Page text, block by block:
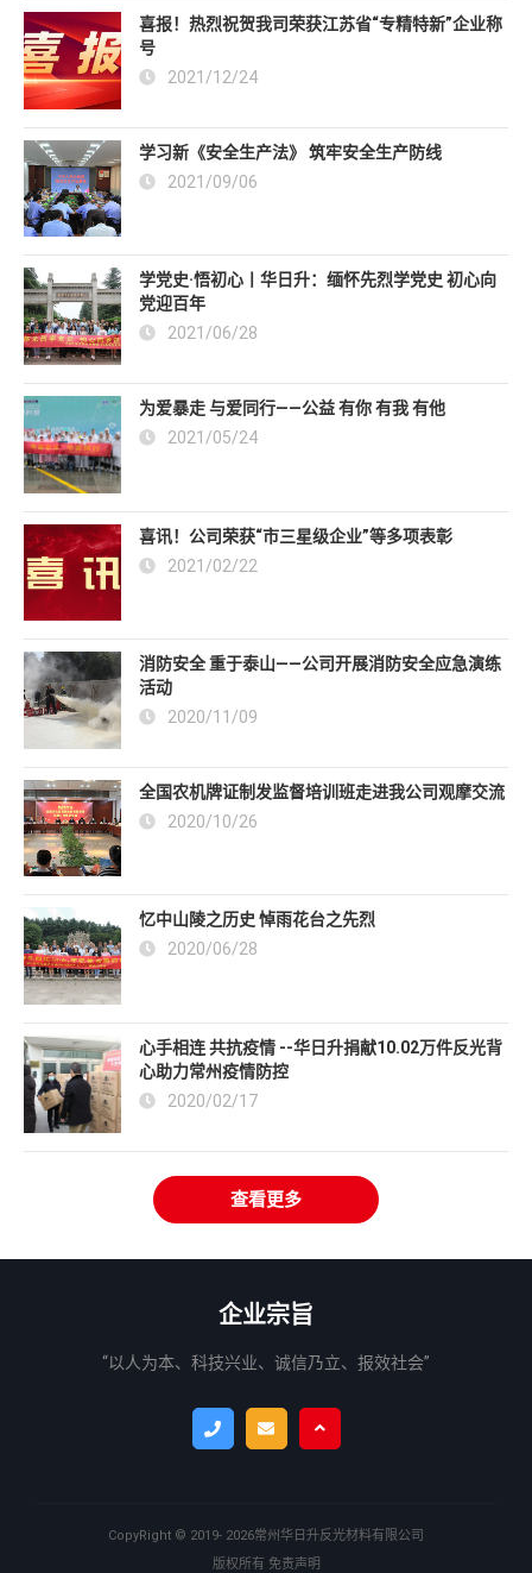
喜报！热烈祝贺我司荣获江苏省“专精特新”企业称
号
2021/12/24
学习新《安全生产法》 筑牢安全生产防线
2021/09/06
学党史·悟初心丨华日升：缅怀先烈学党史 初心向
党迎百年
2021/06/28
为爱暴走 与爱同行——公益 有你 有我 有他
2021/05/24
喜讯！公司荣获“市三星级企业”等多项表彰
2021/02/22
消防安全 重于泰山——公司开展消防安全应急演练
活动
2020/11/09
全国农机牌证制发监督培训班走进我公司观摩交流
2020/10/26
忆中山陵之历史 悼雨花台之先烈
2020/06/28
心手相连 共抗疫情 --华日升捐献10.02万件反光背
心助力常州疫情防控
2020/02/17
查看更多
企业宗旨
“以人为本、科技兴业、诚信乃立、报效社会”
CopyRight © 2019- 2026常州华日升反光材料有限公司
版权所有 免责声明